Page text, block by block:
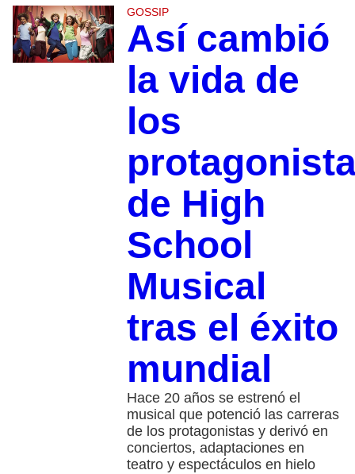
GOSSIP
Así cambió
la vida de
los
de High
School
Musical
tras el éxito
mundial
Hace 20 años se estrenó el
musical que potenció las carreras
de los protagonistas y derivó en
conciertos, adaptaciones en
teatro y espectáculos en hielo